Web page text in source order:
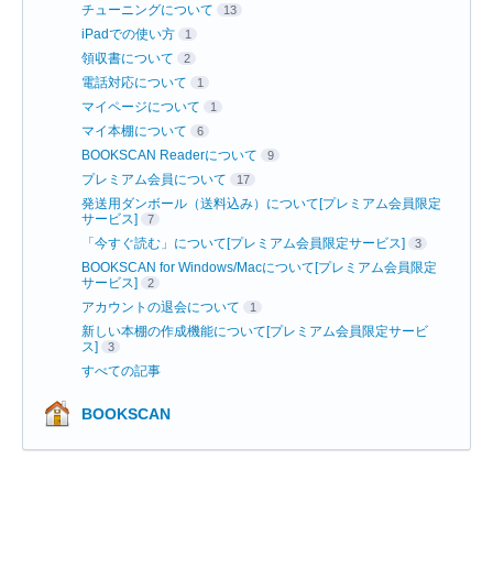
チューニングについて 13
iPadでの使い方 1
領収書について 2
電話対応について 1
マイページについて 1
マイ本棚について 6
BOOKSCAN Readerについて 9
プレミアム会員について 17
発送用ダンボール（送料込み）について[プレミアム会員限定
サービス]
7
「今すぐ読む」について[プレミアム会員限定サービス] 3
BOOKSCAN for Windows/Macについて[プレミアム会員限定
サービス]
2
アカウントの退会について 1
新しい本棚の作成機能について[プレミアム会員限定サービ
ス]
3
すべての記事
BOOKSCAN